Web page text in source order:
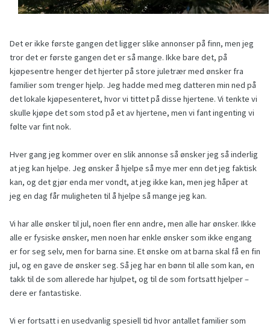
Det er ikke første gangen det ligger slike annonser på finn, men jeg
tror det er første gangen det er så mange. Ikke bare det, på
kjøpesentre henger det hjerter på store juletrær med ønsker fra
familier som trenger hjelp. Jeg hadde med meg datteren min ned på
det lokale kjøpesenteret, hvor vi tittet på disse hjertene. Vi tenkte vi
skulle kjøpe det som stod på et av hjertene, men vi fant ingenting vi
følte var fint nok.
Hver gang jeg kommer over en slik annonse så ønsker jeg så inderlig
at jeg kan hjelpe. Jeg ønsker å hjelpe så mye mer enn det jeg faktisk
kan, og det gjør enda mer vondt, at jeg ikke kan, men jeg håper at
jeg en dag får muligheten til å hjelpe så mange jeg kan.
Vi har alle ønsker til jul, noen fler enn andre, men alle har ønsker. Ikke
alle er fysiske ønsker, men noen har enkle ønsker som ikke engang
er for seg selv, men for barna sine. Et ønske om at barna skal få en fin
jul, og en gave de ønsker seg. Så jeg har en bønn til alle som kan, en
takk til de som allerede har hjulpet, og til de som fortsatt hjelper –
dere er fantastiske.
Vi er fortsatt i en usedvanlig spesiell tid hvor antallet familier som